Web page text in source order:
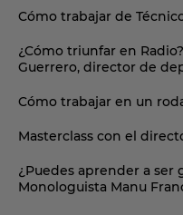
Cómo trabajar de
¿Cómo triunfar en
Guerrero, director de
Cómo trabajar en un
Masterclass con el
¿Puedes aprender a ser
Monologuista Manu